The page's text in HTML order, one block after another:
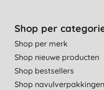
fijne luiers die niet stinken :)
Fijne luiers. Betere pasvorm
Shop per
Shop per merk
Shop nieuwe producten
Shop bestsellers
Shop navulverpakkingen